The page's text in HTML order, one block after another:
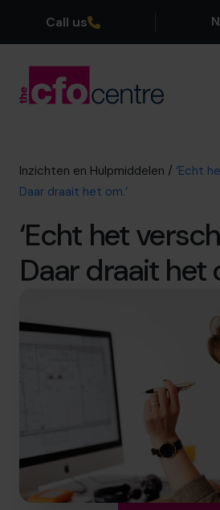
Call us
Onze CFOs
Succesverhalen
Word lid van ons team
Plan een
035 3333 555
info.nl@cfocentre.com
Inzichten en Hulpmiddelen / ‘Echt
Daar draait het om.’
‘Echt het
Daar draait het